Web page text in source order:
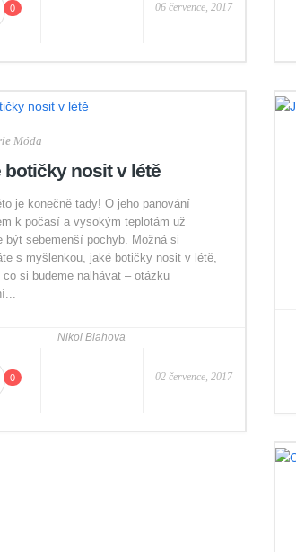
0 06 července, 2017
Móda
botičky nosit v létě
je konečně tady! O jeho panování
k počasí a vysokým teplotám už
být sebemenší pochyb. Možná si
s myšlenkou, jaké botičky nosit v létě,
co si budeme nalhávat – otázku
0
Nikol Blahova
02 července, 2017